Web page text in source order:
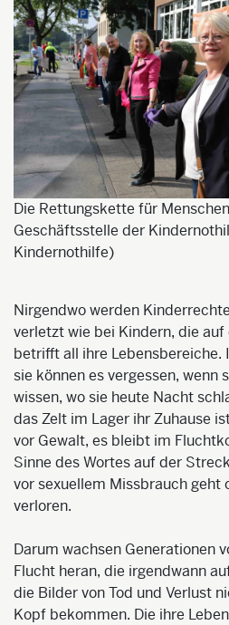
Die Rettungskette für
Geschäftsstelle der
Kindernothilfe)
Nirgendwo werden
verletzt wie bei Kindern, die auf
betrifft all ihre Lebensbereiche.
sie können es vergessen, wenn
wissen, wo sie heute Nacht
das Zelt im Lager ihr Zuhause
vor Gewalt, es bleibt im
Sinne des Wortes auf der
vor sexuellem Missbrauch geht
verloren.
Darum wachsen Generationen
Flucht heran, die irgendwann
die Bilder von Tod und Verlust
Kopf bekommen. Die ihre